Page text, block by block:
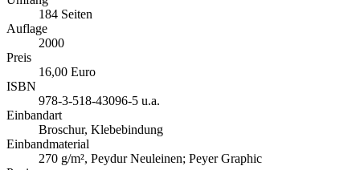
184 Seiten
Auflage
2000
Preis
16,00 Euro
ISBN
978-3-518-43096-5 u.a.
Einbandart
Broschur, Klebebindung
Einbandmaterial
270 g/m², Peydur Neuleinen; Peyer Graphic